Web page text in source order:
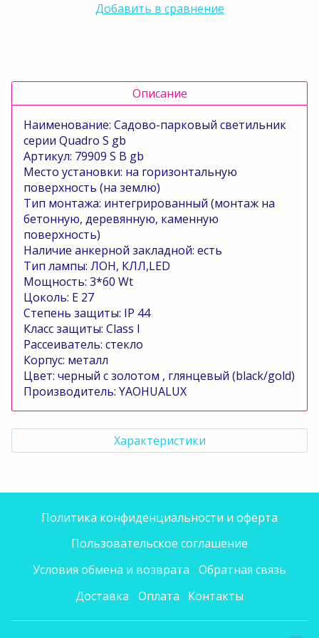
Добавить в сравнение
Описание
Наименование: Садово-парковый светильник
серии Quadro S gb
Артикул: 79909 S B gb
Место установки: на горизонтальную
поверхность (на землю)
Тип монтажа: интегрированный (монтаж на
бетонную, деревянную, каменную
поверхность)
Наличие анкерной закладной: есть
Тип лампы: ЛОН, КЛЛ,LED
Мощность: 3*60 Wt
Цоколь: E 27
Степень защиты: IP 44
Класс защиты: Class l
Рассеиватель: стекло
Корпус: металл
Цвет: черный с золотом , глянцевый (black/gold)
Производитель: YAOHUALUX
Характеристики
Политика конфиденциальности и оферта
Пользовательское соглашение
Условия обмена и возврата
Обратная связь
Доставка
Оплата Контакты